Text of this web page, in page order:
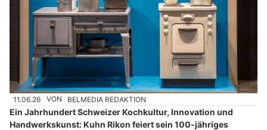
11.06.26 VON BELMEDIA REDAKTION
Ein Jahrhundert Schweizer Kochkultur, Innovation und
Handwerkskunst: Kuhn Rikon feiert sein 100-jähriges